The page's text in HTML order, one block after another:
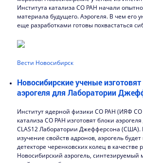
Института катализа СО РАН начали
материала будущего. Аэрогеля. В чем его
еще разработками готовы похвастаться
Вести Новосибирск
Новосибирские ученые
аэрогеля для Лаборатории
Институт ядерной физики СО РАН (ИЯФ СО
катализа СО РАН изготовят блоки
CLAS12 Лаборатории Джефферсона (США).
изучение свойств адронов, аэрогель
детекторе черенковских колец в качестве
Новосибирский аэрогель,